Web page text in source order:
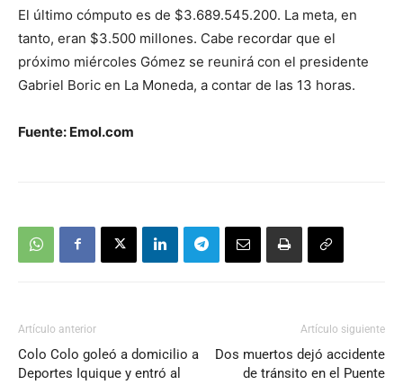
El último cómputo es de $3.689.545.200. La meta, en
tanto, eran $3.500 millones. Cabe recordar que el
próximo miércoles Gómez se reunirá con el presidente
Gabriel Boric en La Moneda, a contar de las 13 horas.
Fuente: Emol.com
Artículo anterior
Colo Colo goleó a domicilio a
Deportes Iquique y entró al
Artículo siguiente
Dos muertos dejó accidente
de tránsito en el Puente